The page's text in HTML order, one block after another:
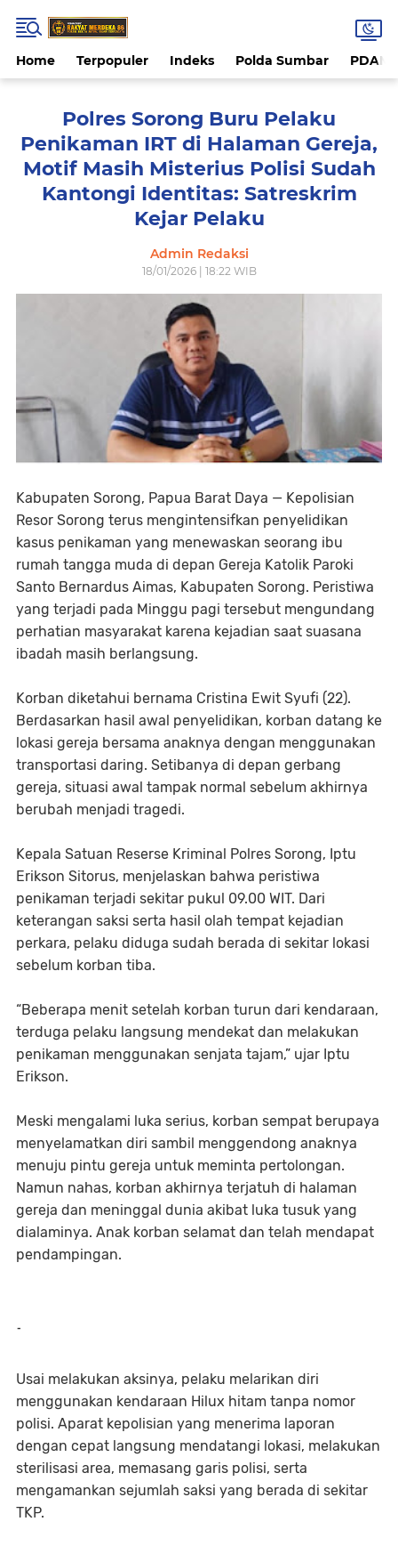
Home Terpopuler Indeks Polda Sumbar PDAM
Polres Sorong Buru Pelaku
Penikaman IRT di Halaman Gereja,
Motif Masih Misterius Polisi Sudah
Kantongi Identitas: Satreskrim
Kejar Pelaku
Admin Redaksi
18/01/2026 | 18:22 WIB
Kabupaten Sorong, Papua Barat Daya — Kepolisian
Resor Sorong terus mengintensifkan penyelidikan
kasus penikaman yang menewaskan seorang ibu
rumah tangga muda di depan Gereja Katolik Paroki
Santo Bernardus Aimas, Kabupaten Sorong. Peristiwa
yang terjadi pada Minggu pagi tersebut mengundang
perhatian masyarakat karena kejadian saat suasana
ibadah masih berlangsung.
Korban diketahui bernama Cristina Ewit Syufi (22).
Berdasarkan hasil awal penyelidikan, korban datang ke
lokasi gereja bersama anaknya dengan menggunakan
transportasi daring. Setibanya di depan gerbang
gereja, situasi awal tampak normal sebelum akhirnya
berubah menjadi tragedi.
Kepala Satuan Reserse Kriminal Polres Sorong, Iptu
Erikson Sitorus, menjelaskan bahwa peristiwa
penikaman terjadi sekitar pukul 09.00 WIT. Dari
keterangan saksi serta hasil olah tempat kejadian
perkara, pelaku diduga sudah berada di sekitar lokasi
sebelum korban tiba.
“Beberapa menit setelah korban turun dari kendaraan,
terduga pelaku langsung mendekat dan melakukan
penikaman menggunakan senjata tajam,” ujar Iptu
Erikson.
Meski mengalami luka serius, korban sempat berupaya
menyelamatkan diri sambil menggendong anaknya
menuju pintu gereja untuk meminta pertolongan.
Namun nahas, korban akhirnya terjatuh di halaman
gereja dan meninggal dunia akibat luka tusuk yang
dialaminya. Anak korban selamat dan telah mendapat
pendampingan.
-
Usai melakukan aksinya, pelaku melarikan diri
menggunakan kendaraan Hilux hitam tanpa nomor
polisi. Aparat kepolisian yang menerima laporan
dengan cepat langsung mendatangi lokasi, melakukan
sterilisasi area, memasang garis polisi, serta
mengamankan sejumlah saksi yang berada di sekitar
TKP.